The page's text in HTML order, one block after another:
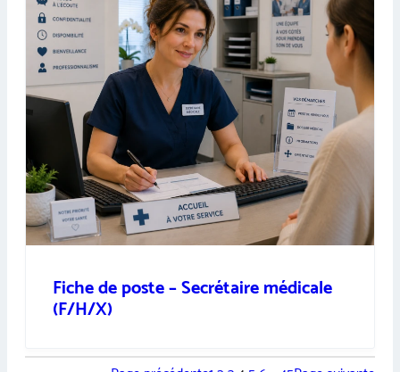
Fiche de poste – Secrétaire médicale
(F/H/X)